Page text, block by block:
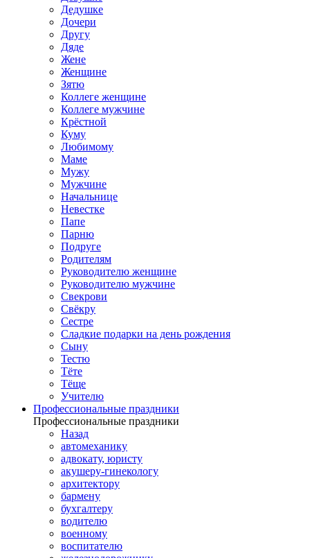
Дедушке
Дочери
Другу
Дяде
Жене
Женщине
Зятю
Коллеге женщине
Коллеге мужчине
Крёстной
Куму
Любимому
Маме
Мужу
Мужчине
Начальнице
Невестке
Папе
Парню
Подруге
Родителям
Руководителю женщине
Руководителю мужчине
Свекрови
Свёкру
Сестре
Сладкие подарки на день рождения
Сыну
Тестю
Тёте
Тёще
Учителю
Профессиональные праздники
Профессиональные праздники
Назад
автомеханику
адвокату, юристу
акушеру-гинекологу
архитектору
бармену
бухгалтеру
водителю
военному
воспитателю